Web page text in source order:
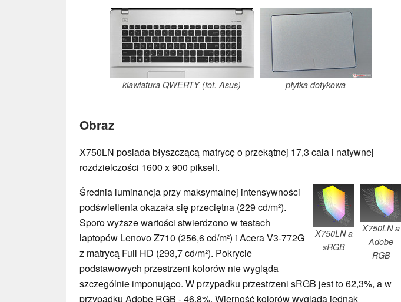
klawiatura QWERTY (fot. Asus) płytka dotykowa
Obraz
X750LN posiada błyszczącą matrycę o przekątnej 17,3 cala i natywnej
rozdzielczości 1600 x 900 pikseli.
X750LN a
sRGB
X750LN a
Adobe
RGB
Średnia luminancja przy maksymalnej intensywności
podświetlenia okazała się przeciętna (229 cd/m²).
Sporo wyższe wartości stwierdzono w testach
laptopów Lenovo Z710 (256,6 cd/m²) i Acera V3-772G
z matrycą Full HD (293,7 cd/m²). Pokrycie
podstawowych przestrzeni kolorów nie wygląda
szczególnie imponująco. W przypadku przestrzeni sRGB jest to 62,3%, a w
przypadku Adobe RGB - 46,8%. Wierność kolorów wygląda jednak